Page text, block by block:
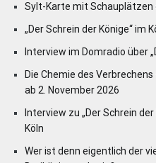
Sylt-Karte mit Schauplätzen
„Der Schrein der Könige“ im
Interview im Domradio über
Die Chemie des
ab 2. November 2026
Interview zu „Der Schrein
Köln
Wer ist denn eigentlich der